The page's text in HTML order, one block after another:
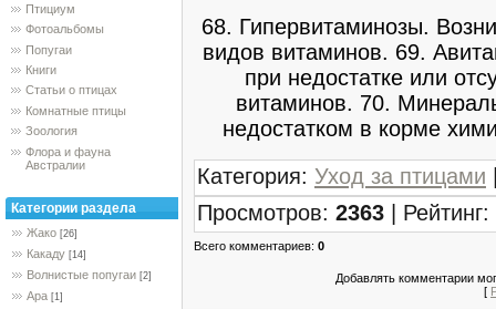
Птициум
Фотоальбомы
Попугаи
Книги
Статьи о птицах
Комнатные птицы
Зоология
Флора и фауна
Австралии
Категории раздела
Жако [26]
Какаду [14]
Волнистые попугаи [2]
Ара [1]
68. Гипервитаминозы.
видов витаминов. 69.
при недостатке или
витаминов. 70.
недостатком в корме
Категория: Уход за птицами
Просмотров: 2363 | Рейтинг:
Всего комментариев: 0
Добавлять комментарии
[